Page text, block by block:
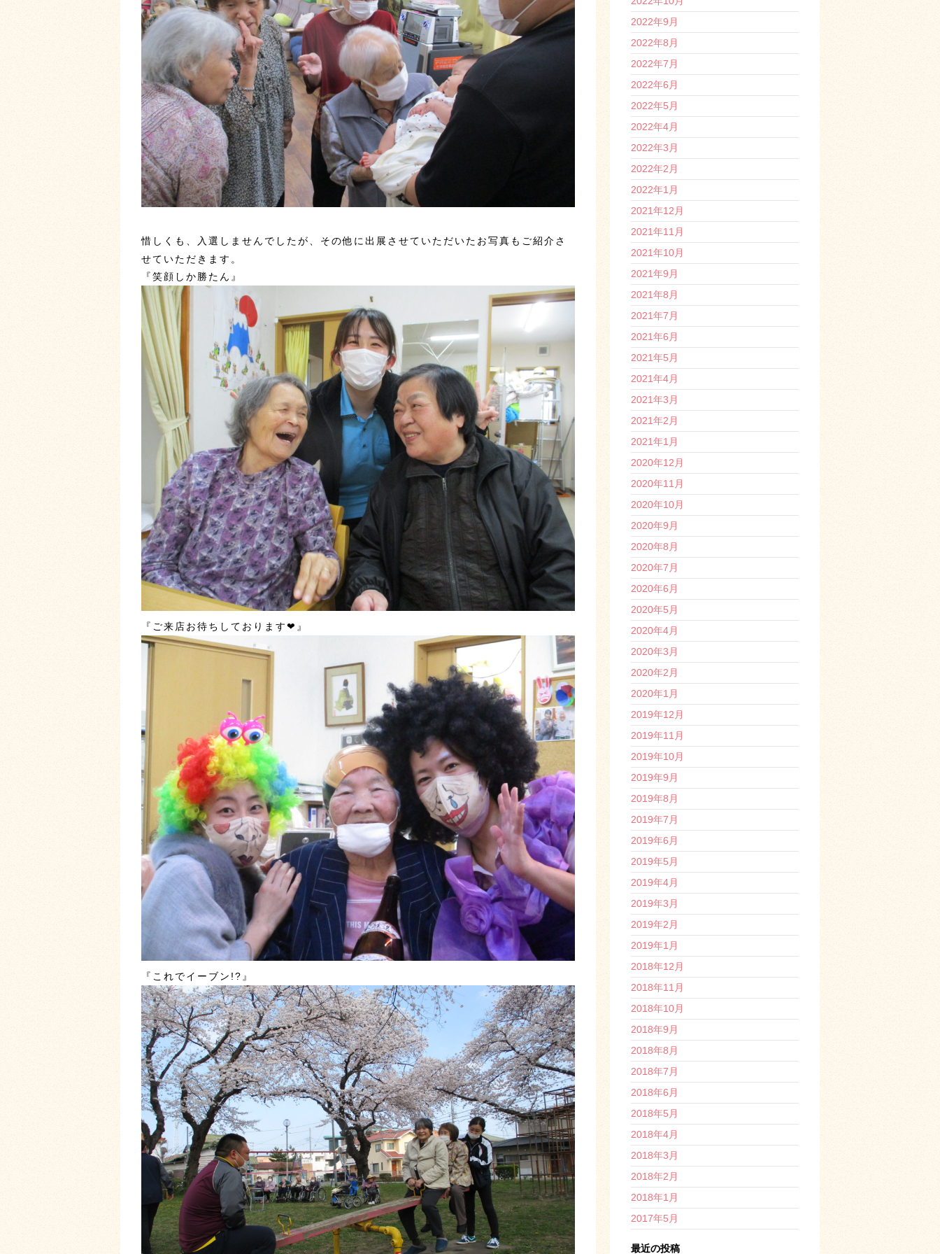
惜しくも、入選しませんでしたが、その他に出展させていただいたお写真もご紹介さ
せていただきます。
『笑顔しか勝たん』
『ご来店お待ちしております❤』
『これでイーブン!?』
2022年9月
2022年8月
2022年7月
2022年6月
2022年5月
2022年4月
2022年3月
2022年2月
2022年1月
2021年12月
2021年11月
2021年10月
2021年9月
2021年8月
2021年7月
2021年6月
2021年5月
2021年4月
2021年3月
2021年2月
2021年1月
2020年12月
2020年11月
2020年10月
2020年9月
2020年8月
2020年7月
2020年6月
2020年5月
2020年4月
2020年3月
2020年2月
2020年1月
2019年12月
2019年11月
2019年10月
2019年9月
2019年8月
2019年7月
2019年6月
2019年5月
2019年4月
2019年3月
2019年2月
2019年1月
2018年12月
2018年11月
2018年10月
2018年9月
2018年8月
2018年7月
2018年6月
2018年5月
2018年4月
2018年3月
2018年2月
2018年1月
2017年5月
最近の投稿